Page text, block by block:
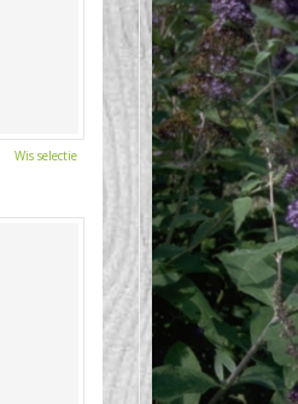
Wis selectie